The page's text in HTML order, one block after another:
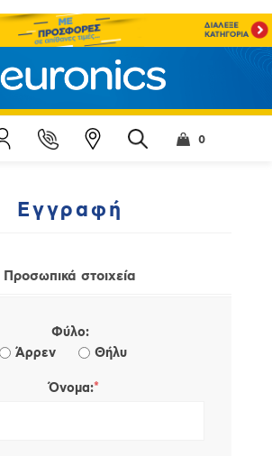
0
Εγγραφή
Προσωπικά στοιχεία
Φύλο:
Άρρεν
Θήλυ
Όνομα:*